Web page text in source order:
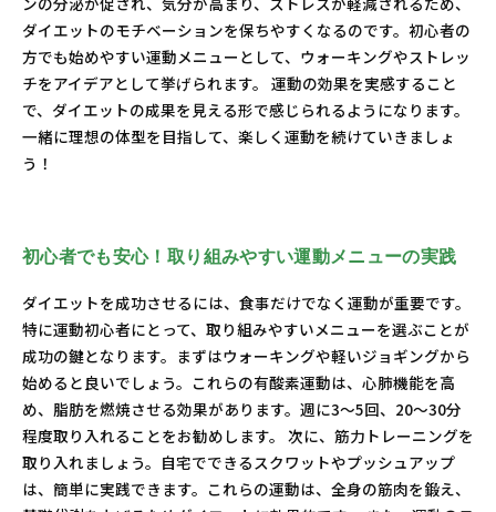
ダイエットのモチベーションを保ちやすくなるのです。初心者の
方でも始めやすい運動メニューとして、ウォーキングやストレッ
チをアイデアとして挙げられます。 運動の効果を実感すること
で、ダイエットの成果を見える形で感じられるようになります。
一緒に理想の体型を目指して、楽しく運動を続けていきましょ
う！
初心者でも安心！取り組みやすい運動メニューの実践
ダイエットを成功させるには、食事だけでなく運動が重要です。
特に運動初心者にとって、取り組みやすいメニューを選ぶことが
成功の鍵となります。まずはウォーキングや軽いジョギングから
始めると良いでしょう。これらの有酸素運動は、心肺機能を高
め、脂肪を燃焼させる効果があります。週に3〜5回、20〜30分
程度取り入れることをお勧めします。 次に、筋力トレーニングを
取り入れましょう。自宅でできるスクワットやプッシュアップ
は、簡単に実践できます。これらの運動は、全身の筋肉を鍛え、